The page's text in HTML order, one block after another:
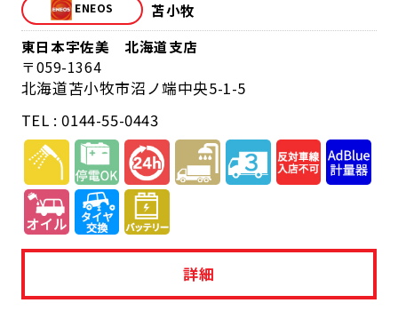
苫小牧
東日本宇佐美 北海道支店
059-1364
北海道苫小牧市沼ノ端中央5-1-5
TEL : 0144-55-0443
詳細